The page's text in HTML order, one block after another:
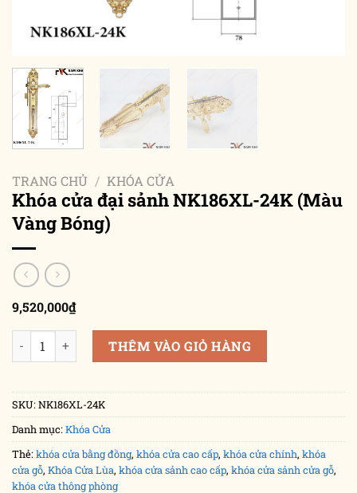
TRANG CHỦ / KHÓA CỬA
Khóa cửa đại sảnh NK186XL-24K (Màu
Vàng Bóng)
9,520,000₫
Khóa cửa đại sảnh NK186XL-24K (Màu Vàng Bóng) số lượng
THÊM VÀO GIỎ HÀNG
SKU:NK186XL-24K
Danh mục:Khóa Cửa
Thẻ:khóa cửa bằng đồng, khóa cửa cao cấp, khóa cửa chính, khóa
cửa gỗ, Khóa Cửa Lùa, khóa cửa sảnh cao cấp, khóa cửa sảnh cửa gỗ,
khóa cửa thông phòng